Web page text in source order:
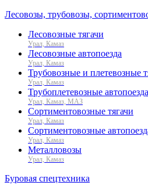
Лесовозы, трубовозы,
Лесовозные тягачи
Урал, Камаз
Лесовозные автопоезда
Урал, Камаз
Трубовозные и плетевозные
Урал, Камаз
Трубоплетевозные автопоезда
Урал, Камаз, МАЗ
Сортиментовозные тягачи
Урал, Камаз
Сортиментовозные
Урал, Камаз
Металловозы
Урал, Камаз
Буровая спецтехника